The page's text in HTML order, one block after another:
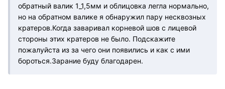
обратный валик 1_1,5мм и облицовка легла нормально,
но на обратном валике я обнаружил пару несквозных
кратеров.Когда заваривал корневой шов с лицевой
стороны этих кратеров не было. Подскажите
пожалуйста из за чего они появились и как с ими
бороться.Зарание буду благодарен.